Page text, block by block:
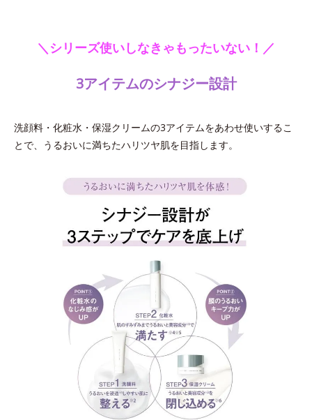
＼シリーズ使いしなきゃもったいない！／
3アイテムのシナジー設計
洗顔料・化粧水・保湿クリームの3アイテムをあわせ使いするこ
とで、うるおいに満ちたハリツヤ肌を目指します。